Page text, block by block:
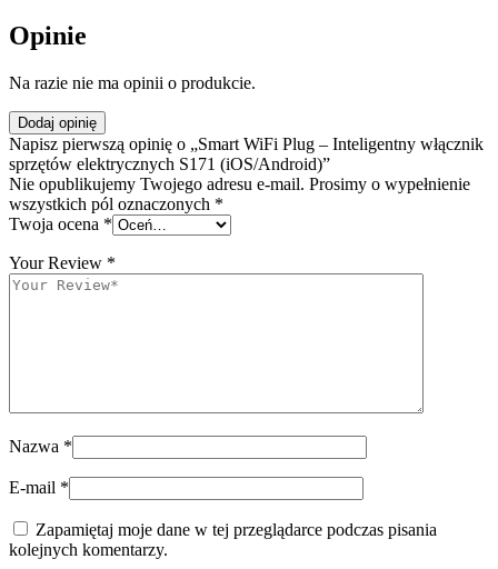
Opinie
Na razie nie ma opinii o produkcie.
Dodaj opinię
Napisz pierwszą opinię o „Smart WiFi Plug – Inteligentny włącznik
sprzętów elektrycznych S171 (iOS/Android)”
Nie opublikujemy Twojego adresu e-mail. Prosimy o wypełnienie
wszystkich pól oznaczonych *
Twoja ocena *
Your Review *
Nazwa *
E-mail *
Zapamiętaj moje dane w tej przeglądarce podczas pisania
kolejnych komentarzy.